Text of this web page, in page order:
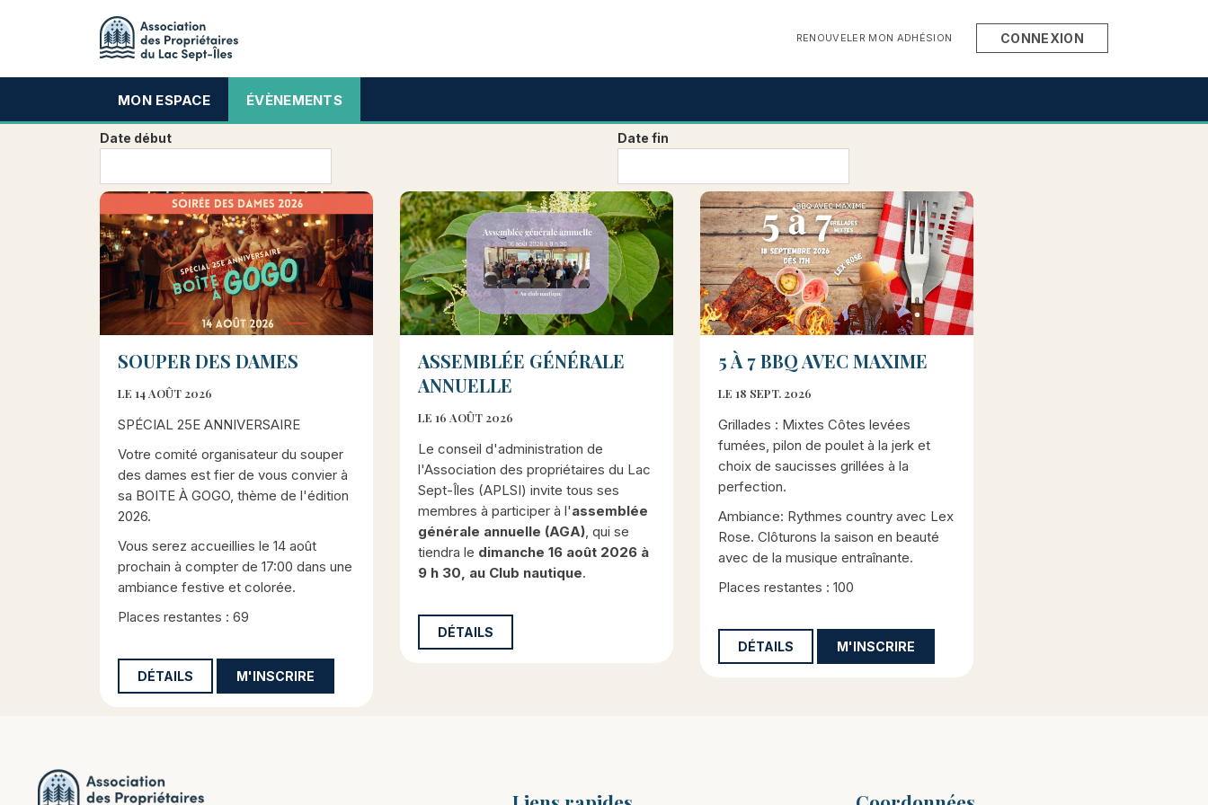
RENOUVELER MON ADHÉSION CONNEXION
MON ESPACE ÉVÈNEMENTS
Date début Date fin
SOUPER DES DAMES
LE 14 AOÛT 2026
SPÉCIAL 25E ANNIVERSAIRE
Votre comité organisateur du souper
des dames est fier de vous convier à
sa BOITE À GOGO, thème de l'édition
2026.
Vous serez accueillies le 14 août
prochain à compter de 17:00 dans une
ambiance festive et colorée.
Places restantes : 69
DÉTAILS M'INSCRIRE
ASSEMBLÉE GÉNÉRALE
ANNUELLE
LE 16 AOÛT 2026
Le conseil d'administration de
l'Association des propriétaires du Lac
Sept-Îles (APLSI) invite tous ses
membres à participer à l'assemblée
générale annuelle (AGA) , qui se
tiendra le dimanche 16 août 2026 à
9 h 30, au Club nautique.
DÉTAILS
5 À 7 BBQ AVEC MAXIME
LE 18 SEPT. 2026
Grillades : Mixtes Côtes levées
fumées, pilon de poulet à la jerk et
choix de saucisses grillées à la
perfection.
Ambiance: Rythmes country avec Lex
Rose. Clôturons la saison en beauté
avec de la musique entraînante.
Places restantes : 100
DÉTAILS M'INSCRIRE